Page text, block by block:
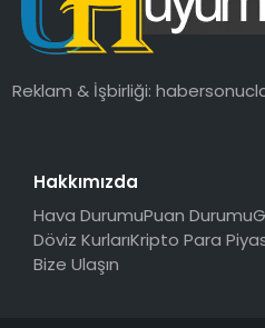
Reklam & İşbirliği:
Hakkımızda
Hava DurumuPuan Durumu
Döviz KurlarıKripto Para
Bize Ulaşın